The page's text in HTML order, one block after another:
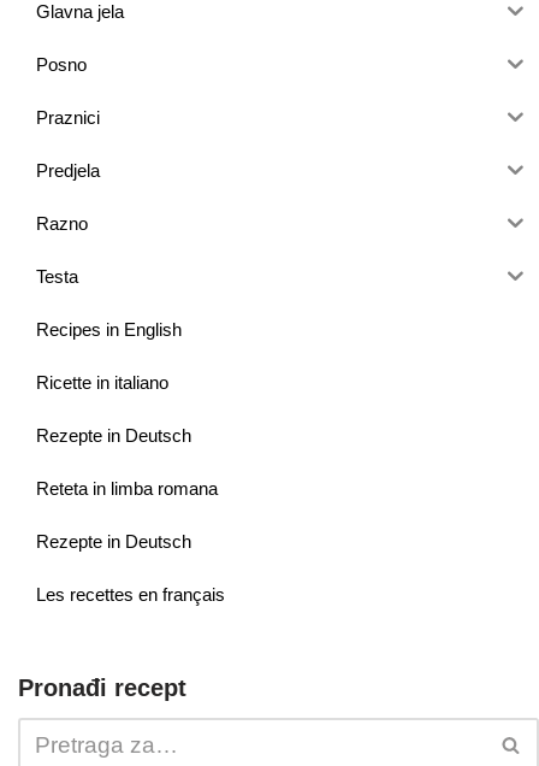
Glavna jela
Posno
Praznici
Predjela
Razno
Testa
Recipes in English
Ricette in italiano
Rezepte in Deutsch
Reteta in limba romana
Rezepte in Deutsch
Les recettes en français
Pronađi recept